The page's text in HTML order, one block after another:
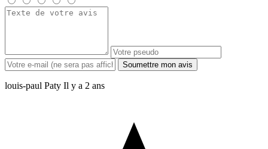
Soumettre mon avis
louis-paul Paty Il y a 2 ans